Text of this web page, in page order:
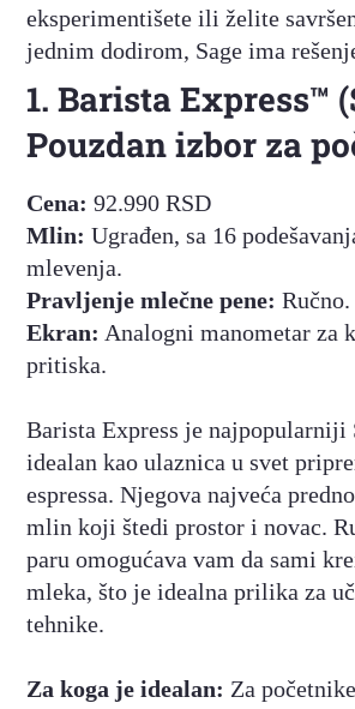
eksperimentišete ili želite
jednim dodirom, Sage ima
1. Barista Express™
Pouzdan izbor za
Cena: 92.990 RSD
Mlin:Ugrađen, sa 16
mlevenja.
Pravljenje mlečne pene: Ručno.
Ekran: Analogni manometar za
pritiska.
Barista Express je najpopularniji
idealan kao ulaznica u svet
espressa. Njegova najveća
mlin koji štedi prostor i novac.
paru omogućava vam da sami
mleka, što je idealna prilika za
tehnike.
Za koga je idealan: Za